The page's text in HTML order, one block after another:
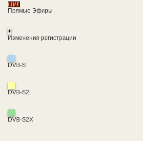
Прямые Эфиры
+
Изменения регистрации
DVB-S
DVB-S2
DVB-S2X